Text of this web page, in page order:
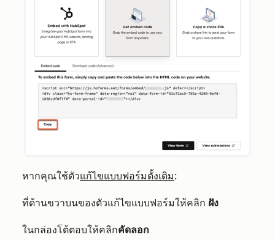
หากคุณใช้ตัวแก้ไขแบบฟอร์มดั้งเดิม:
ที่ด้านขวาบนของตัวแก้ไขแบบฟอร์มให้คลิก ฝัง
ในกล่องโต้ตอบให้คลิกคัดลอก